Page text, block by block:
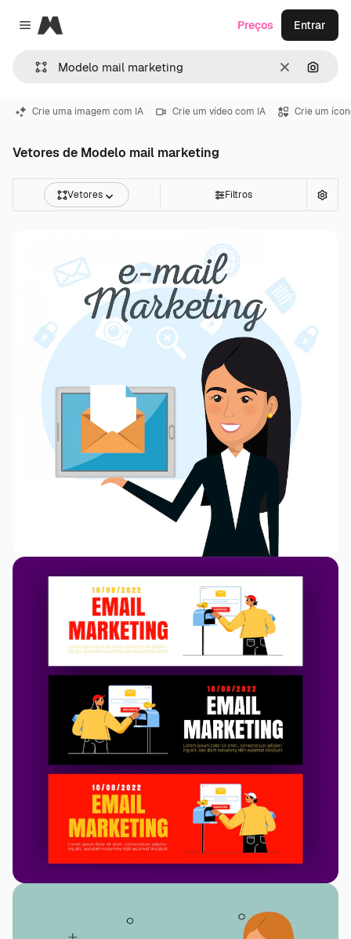
Close menu
Magnific
Limpar
Preços Entrar
Crie uma imagem com IA Crie um vídeo com IA Crie um
Vetores de Modelo mail marketing
Vetores Filtros